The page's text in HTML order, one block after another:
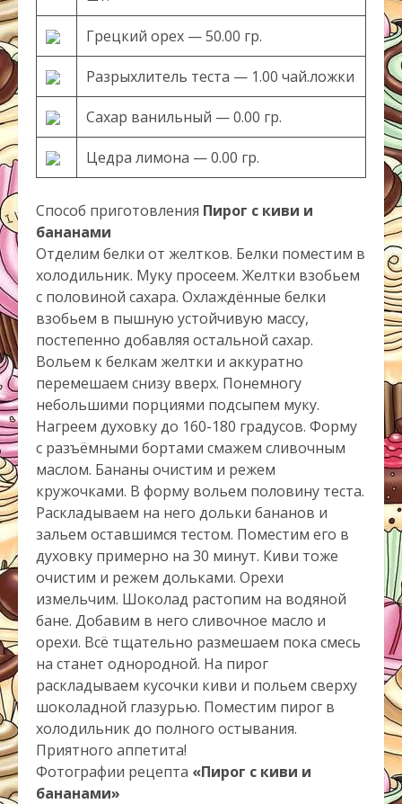
Грецкий орех — 50.00 гр.
Разрыхлитель теста — 1.00 чай.ложки
Сахар ванильный — 0.00 гр.
Цедра лимона — 0.00 гр.
Способ приготовления Пирог с киви и
бананами
Отделим белки от желтков. Белки поместим в
холодильник. Муку просеем. Желтки взобьем
с половиной сахара. Охлаждённые белки
взобьем в пышную устойчивую массу,
постепенно добавляя остальной сахар.
Вольем к белкам желтки и аккуратно
перемешаем снизу вверх. Понемногу
небольшими порциями подсыпем муку.
Нагреем духовку до 160-180 градусов. Форму
с разъёмными бортами смажем сливочным
маслом. Бананы очистим и режем
кружочками. В форму вольем половину теста.
Раскладываем на него дольки бананов и
зальем оставшимся тестом. Поместим его в
духовку примерно на 30 минут. Киви тоже
очистим и режем дольками. Орехи
измельчим. Шоколад растопим на водяной
бане. Добавим в него сливочное масло и
орехи. Всё тщательно размешаем пока смесь
на станет однородной. На пирог
раскладываем кусочки киви и польем сверху
шоколадной глазурью. Поместим пирог в
холодильник до полного остывания.
Приятного аппетита!
Фотографии рецепта «Пирог с киви и
бананами»